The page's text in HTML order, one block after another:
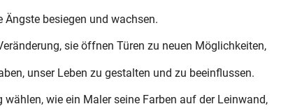
Ängste besiegen und wachsen.
sie öffnen Türen zu neuen Möglichkeiten,
unser Leben zu gestalten und zu beeinflussen.
wie ein Maler seine Farben auf der Leinwand,